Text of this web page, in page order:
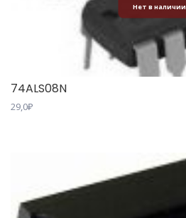
Нет в наличии
74ALS08N
29,0₽